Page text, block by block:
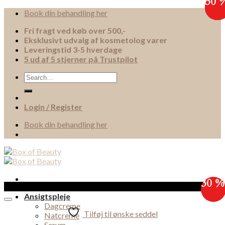
Skip
content
Book din behandling her
Fri fragt ved køb over 500,-
Eksklusivt udvalg af kosmetolog varer
Leveringstid 3-5 hverdage
5 ud af 5 stjerner på Trustpilot
Search
for:
Login / Register
Book din behandling her
Ansigtspleje
Dagcreme
Natcreme Tilføj til ønske seddel
30 %